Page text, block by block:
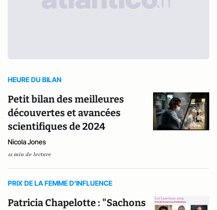
HEURE DU BILAN
Petit bilan des meilleures
découvertes et avancées
scientifiques de 2024
Nicola Jones
12 min de lecture
PRIX DE LA FEMME D'INFLUENCE
Patricia Chapelotte : "Sachons